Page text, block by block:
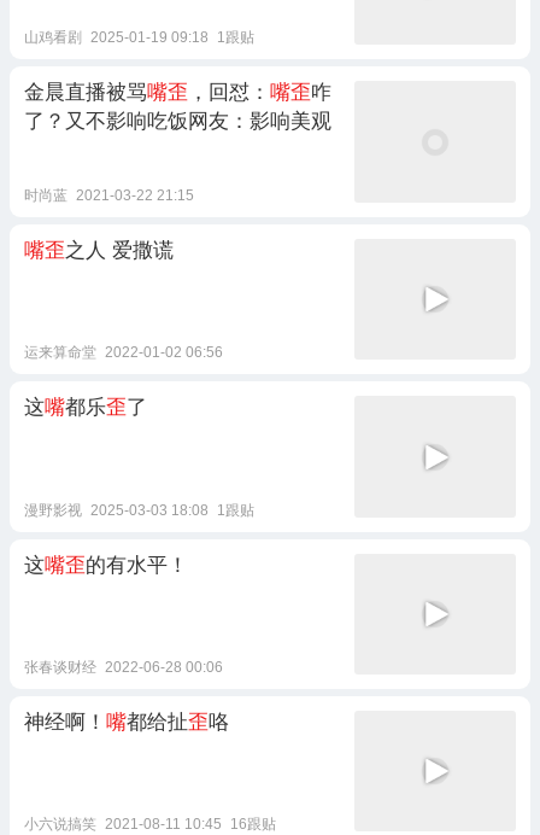
山鸡看剧 2025-01-19 09:18 1跟贴
金晨直播被骂嘴歪 ，回怼： 嘴歪咋
了？又不影响吃饭网友：影响美观
时尚蓝 2021-03-22 21:15
嘴歪之人 爱撒谎
运来算命堂 2022-01-02 06:56
这嘴都乐歪了
漫野影视 2025-03-03 18:08 1跟贴
这嘴歪的有水平！
张春谈财经 2022-06-28 00:06
神经啊！ 嘴都给扯歪咯
小六说搞笑 2021-08-11 10:45 16跟贴